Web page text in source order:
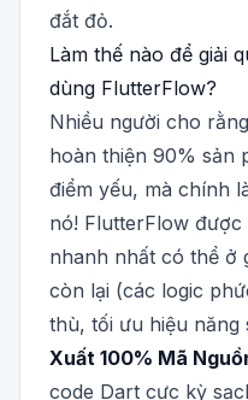
đắt đỏ.
Làm thế nào để giải
dùng FlutterFlow?
Nhiều người cho
hoàn thiện 90% sản
điểm yếu, mà chính
nó! FlutterFlow được
nhanh nhất có thể ở
còn lại (các logic
thù, tối ưu hiệu năng
Xuất 100% Mã
code Dart cực kỳ